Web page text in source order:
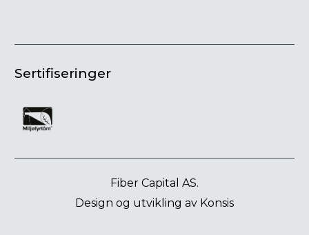
Sertifiseringer
Fiber Capital AS.
Design og utvikling av Konsis